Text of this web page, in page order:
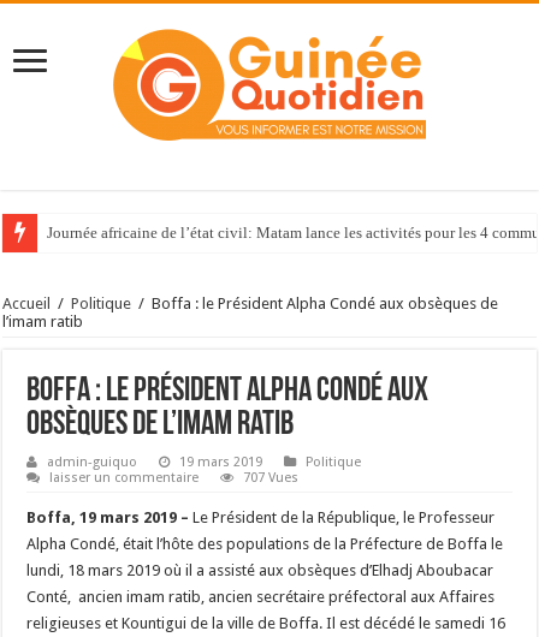
Journée africaine de l’état civil: Matam lance les activités pour les 4
Accueil / Politique / Boffa : le Président Alpha Condé aux obsèques de
l’imam ratib
Boffa : le Président Alpha Condé aux
obsèques de l’imam ratib
admin-guiquo 19 mars 2019
Politique
laisser un commentaire
707 Vues
Boffa, 19 mars 2019 – Le Président de la République, le Professeur
Alpha Condé, était l’hôte des populations de la Préfecture de Boffa le
lundi, 18 mars 2019 où il a assisté aux obsèques d’Elhadj Aboubacar
Conté, ancien imam ratib, ancien secrétaire préfectoral aux Affaires
religieuses et Kountigui de la ville de Boffa. Il est décédé le samedi 16